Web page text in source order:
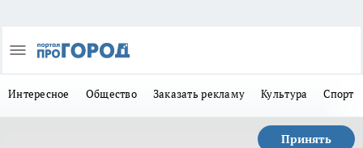
Интересное Общество Заказать рекламу Культура Спорт
Принять